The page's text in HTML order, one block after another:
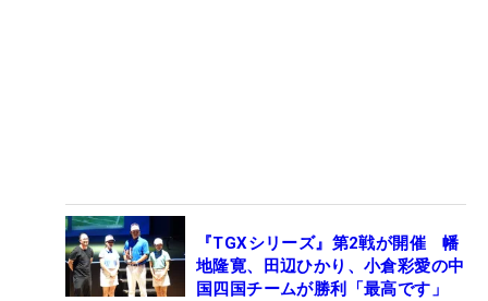
『TGXシリーズ』第2戦が開催 幡
地隆寛、田辺ひかり、小倉彩愛の中
国四国チームが勝利「最高です」